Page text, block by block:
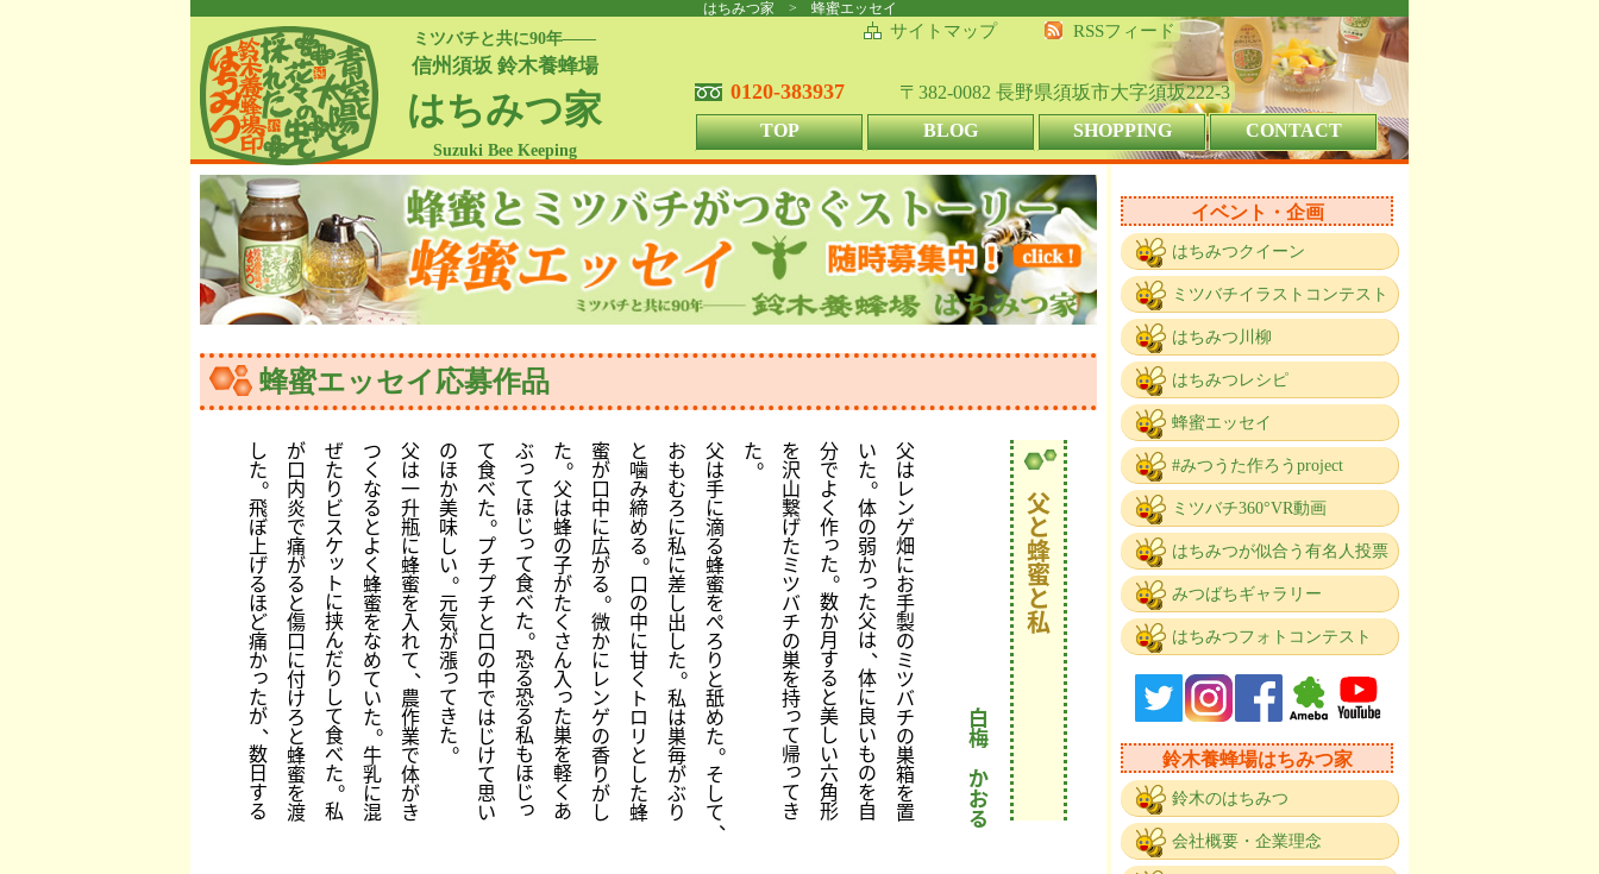
はちみつ家 > 蜂蜜エッセイ
ミツバチと共に90年――
信州須坂 鈴木養蜂場
はちみつ家
Suzuki Bee Keeping
サイトマップ RSSフィード
0120-383937
〒382-0082 長野県須坂市大字須坂222-3
TOP
BLOG SHOPPING CONTACT
蜂蜜エッセイ応募作品
父
と
蜂
蜜
と
私
白
梅
か
お
る
父
は
レ
ン
ゲ
畑
に
お
手
製
の
ミ
ツ
バ
チ
の
巣
箱
を
置
い
た。
体
の
弱
か
っ
た
父
は、
体
に
良
い
も
の
を
自
分
で
よ
く
作
っ
た。
数
か
月
す
る
と
美
し
い
六
角
形
を
沢
山
繋
げ
た
ミ
ツ
バ
チ
の
巣
を
持
っ
て
帰
っ
て
き
た。
父
は
手
に
滴
る
蜂
蜜
を
ぺ
ろ
り
と
舐
め
た。
そ
し
て、
お
も
む
ろ
に
私
に
差
し
出
し
た。
私
は
巣
毎
が
ぶ
り
と
噛
み
締
め
る。
口
の
中
に
甘
く
ト
ロ
リ
と
し
た
蜂
蜜
が
口
中
に
広
が
る。
微
か
に
レ
ン
ゲ
の
香
り
が
し
た。
父
は
蜂
の
子
が
た
く
さ
ん
入
っ
た
巣
を
軽
く
あ
ぶ
っ
て
ほ
じ
っ
て
食
べ
た。
恐
る
恐
る
私
も
ほ
じ
っ
て
食
べ
た。
プ
チ
プ
チ
と
口
の
中
で
は
じ
け
て
思
い
の
ほ
か
美
味
し
い。
元
気
が
漲
っ
て
き
た。
父
は
一
升
瓶
に
蜂
蜜
を
入
れ
て、
農
作
業
で
体
が
き
つ
く
な
る
と
よ
く
蜂
蜜
を
な
め
て
い
た。
牛
乳
に
混
ぜ
た
り
ビ
ス
ケ
ッ
ト
に
挟
ん
だ
り
し
て
食
べ
た。
私
が
口
内
炎
で
痛
が
る
と
傷
口
に
付
け
ろ
と
蜂
蜜
を
渡
し
た。
飛
ぼ
上
げ
る
ほ
ど
痛
か
っ
た
が、
数
日
す
る
イベント・企画
はちみつクイーン
ミツバチイラストコンテスト
はちみつ川柳
はちみつレシピ
蜂蜜エッセイ
#みつうた作ろうproject
ミツバチ360°VR動画
はちみつが似合う有名人投票
みつばちギャラリー
はちみつフォトコンテスト
鈴木養蜂場はちみつ家
鈴木のはちみつ
会社概要・企業理念